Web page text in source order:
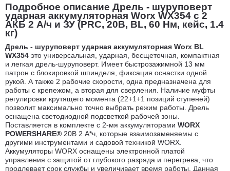
Подробное описание Дрель - шуруповерт
ударная аккумуляторная Worx WX354 с 2
АКБ 2 А/ч и ЗУ (PRC, 20В, BL, 60 Нм, кейс, 1.4
кг)
Дрель - шуруповерт ударная аккумуляторная Worx BL
WX354 это универсальная, ударная, бесщеточная, компактная
и легкая дрель-шуруповерт. Имеет быстрозажимной 13 мм
патрон с блокировкой шпинделя, фиксация оснастки одной
рукой. А также 2 рабочие скорости, одна предназначена для
работы с крепежом, а вторая для сверления. Наличие муфты
регулировки крутящего момента (22+1+1 позиций ступеней)
позволит максимально точно выбрать режим работы. Дрель
оснащена светодиодной подсветкой рабочей зоны.
Поставляется в комплекте с 2-мя аккумуляторами WORX
POWERSHARE® 20В 2 А*ч, которые взаимозаменяемы с
другими инструментами и садовой техникой WORX.
Аккумуляторы WORX оснащены электронной платой
управления с защитой от глубокого разряда и перегрева, что
продлевает срок службы и увеличивает время работы. Данная